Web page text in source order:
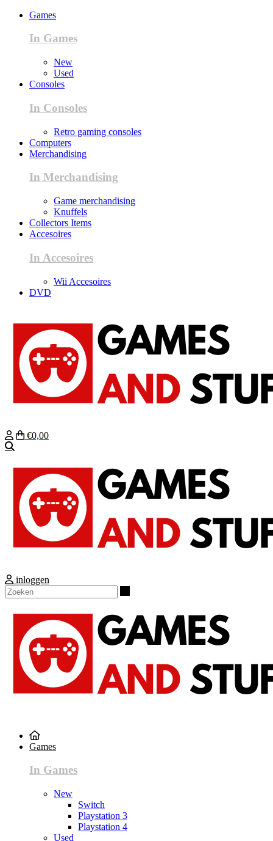
Games
In Games
New
Used
Consoles
In Consoles
Retro gaming consoles
Computers
Merchandising
In Merchandising
Game merchandising
Knuffels
Collectors Items
Accesoires
In Accesoires
Wii Accesoires
DVD
€0,00
inloggen
Games
In Games
New
Switch
Playstation 3
Playstation 4
Used